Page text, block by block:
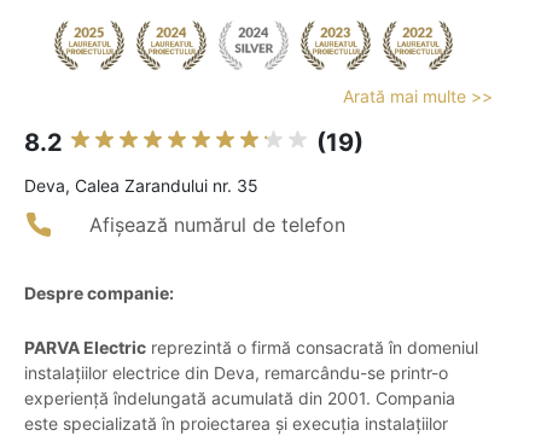
Arată mai multe >>
8.2 (19)
Deva, Calea Zarandului nr. 35
Afișează numărul de telefon
Despre companie:
PARVA Electric reprezintă o firmă consacrată în domeniul
instalațiilor electrice din Deva, remarcându-se printr-o
experiență îndelungată acumulată din 2001. Compania
este specializată în proiectarea și execuția instalațiilor